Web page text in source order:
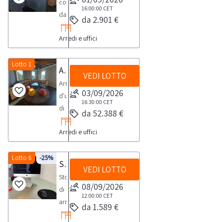
26
dalla
sezione
per
visionare
l'elenco
completo
dei
beni
inclusi
in
lotto.Beni
venduti
a
corpo
e
composto
da
complementi
d'arredo
apparecchiature
elettroniche
quali:
Scrivanie,
cassettiere,
completi,
armadietti
e
tanto
altro,Consulta
il
Arredi e uffici
16:00:00 CET
da 2.901 €
Lotto 1
Arredi d'ufficio
Arredi
d'ufficio
di
design,
custoditi
ottime
condizioni,
costituiti
ad
esempio
da:
Arredi e uffici
VEDI LOTTO
03/09/2026
16:30:00 CET
da 52.388 €
-25%
Lotto 6
Stock di arredi ed attrezzature da ufficio.
Stock
di
arredi
ed
VEDI LOTTO
08/09/2026
12:00:00 CET
da 1.589 €